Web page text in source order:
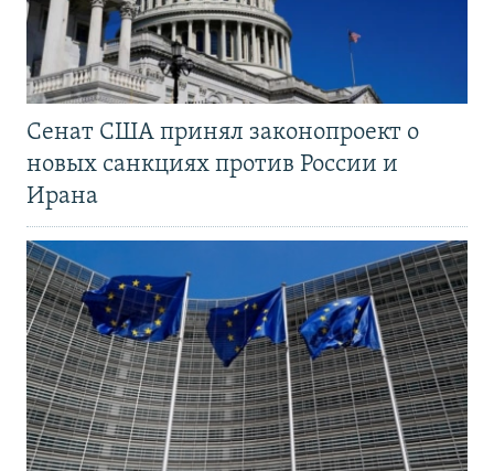
Сенат США принял законопроект о
новых санкциях против России и
Ирана